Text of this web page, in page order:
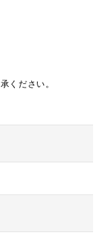
ください。